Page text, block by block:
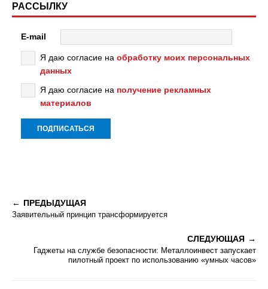
РАССЫЛКУ
E-mail
Я даю согласие на обработку моих персональных
данных
Я даю согласие на получение рекламных
материалов
ПРЕДЫДУЩАЯ
Заявительный принцип трансформируется
СЛЕДУЮЩАЯ
Гаджеты на службе безопасности: Металлоинвест запускает
пилотный проект по использованию «умных часов»